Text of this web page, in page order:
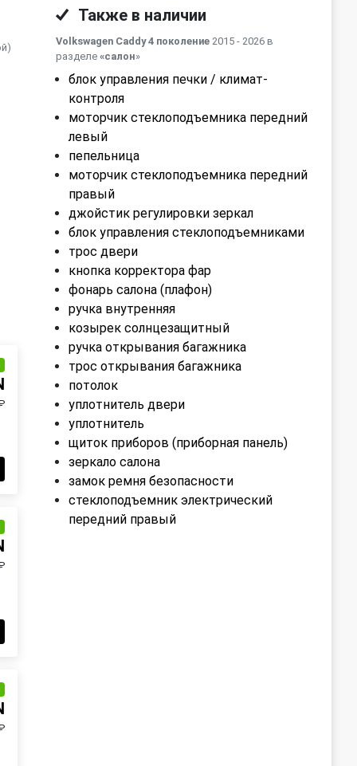
Также в наличии
Volkswagen Caddy 4 поколение 2015 - 2026 в
разделе «салон»
блок управления печки / климат-
контроля
моторчик стеклоподъемника передний
левый
пепельница
моторчик стеклоподъемника передний
правый
джойстик регулировки зеркал
блок управления стеклоподъемниками
трос двери
кнопка корректора фар
фонарь салона (плафон)
ручка внутренняя
козырек солнцезащитный
ручка открывания багажника
трос открывания багажника
потолок
уплотнитель двери
уплотнитель
щиток приборов (приборная панель)
зеркало салона
замок ремня безопасности
стеклоподъемник электрический
передний правый